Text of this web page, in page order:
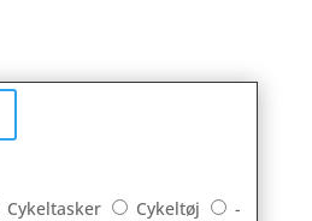
Cykeltasker Cykeltøj
-